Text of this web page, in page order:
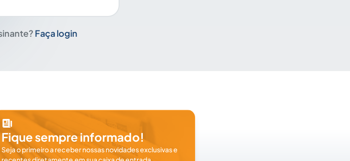
Faça login
Fique sempre informado!
Seja o primeiro a receber nossas novidades exclusivas e